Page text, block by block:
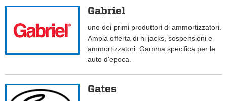
Gabriel
uno dei primi produttori di ammortizzatori.
Ampia offerta di hi jacks, sospensioni e
ammortizzatori. Gamma specifica per le
auto d'epoca.
Gates